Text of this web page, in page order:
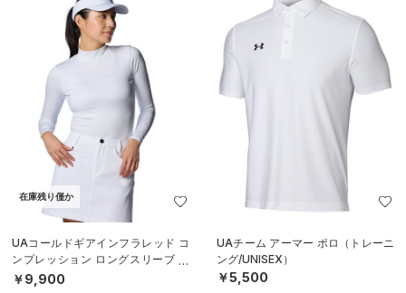
在庫残り僅か
UAコールドギアインフラレッド コ
ンプレッション ロングスリーブ モ
ックネック シャツ（ゴルフ/WOME
￥9,900
UAチーム アーマー ポロ（トレーニ
ング/UNISEX）
￥5,500